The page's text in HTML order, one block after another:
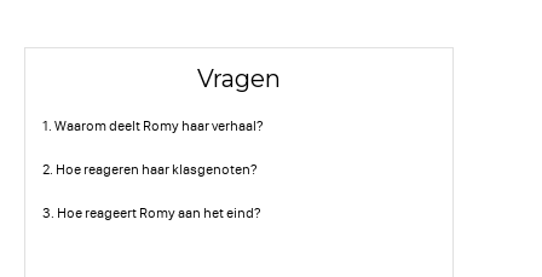
Vragen
1. Waarom deelt Romy haar verhaal?
2. Hoe reageren haar klasgenoten?
3. Hoe reageert Romy aan het eind?